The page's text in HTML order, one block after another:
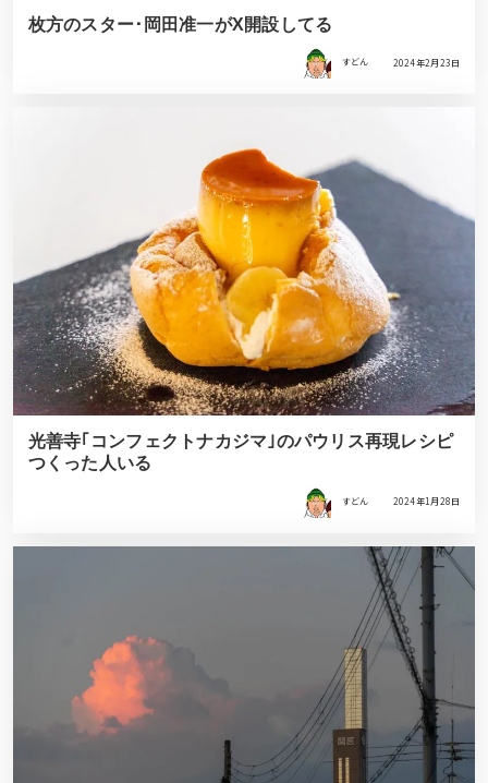
枚方のスター･岡田准一がX開設してる
すどん 2024年2月23日
光善寺｢コンフェクトナカジマ｣のパウリス再現レシピ
つくった人いる
すどん 2024年1月28日